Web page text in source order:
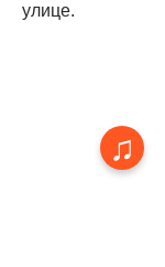
улице.